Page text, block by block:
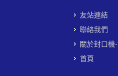
友站連結
聯絡我們
關於封口機
首頁